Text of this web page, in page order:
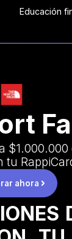
Educación
tu
ahora